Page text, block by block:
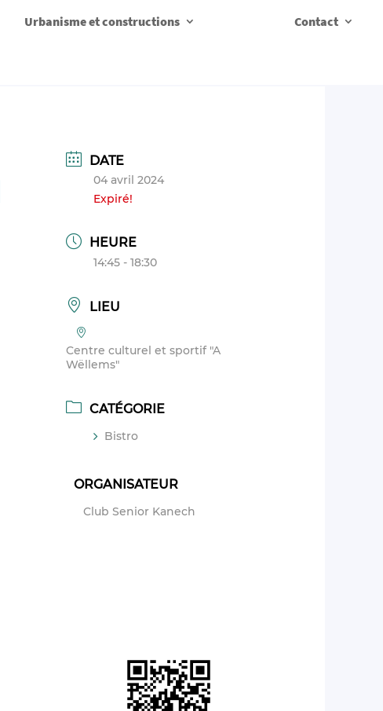
Urbanisme et constructions Contact
DATE
04 avril 2024
Expiré!
HEURE
14:45 - 18:30
LIEU
Centre culturel et sportif "A
Wëllems"
CATÉGORIE
Bistro
ORGANISATEUR
Club Senior Kanech